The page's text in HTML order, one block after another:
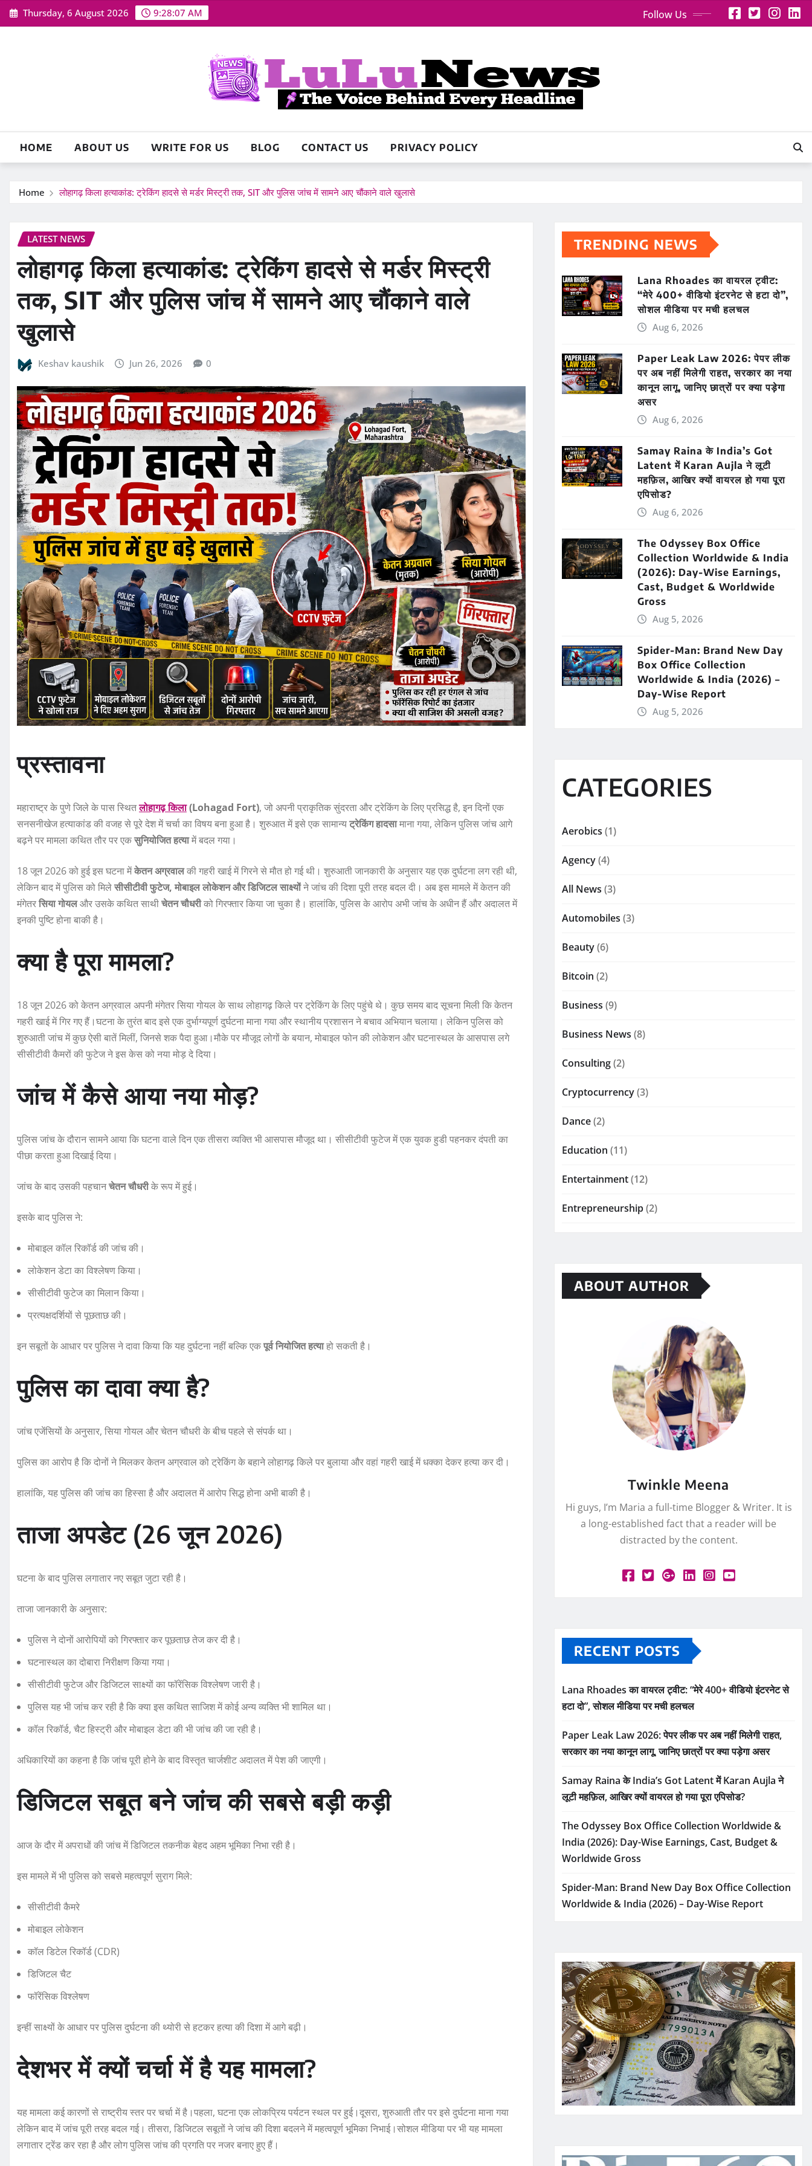
Skip
to
Thursday, 6 August 2026 9:28:09 AM Follow Us
HOME ABOUT US WRITE FOR US BLOG CONTACT US PRIVACY POLICY
Home लोहागढ़ किला हत्याकांड: ट्रेकिंग हादसे से मर्डर मिस्ट्री तक, SIT और पुलिस जांच में सामने आए चौंकाने वाले खुलासे
LATEST NEWS
लोहागढ़ किला हत्याकांड: ट्रेकिंग हादसे से मर्डर मिस्ट्री
तक, SIT और पुलिस जांच में सामने आए चौंकाने वाले
खुलासे
Keshav kaushik Jun 26, 2026 0
प्रस्तावना
महाराष्ट्र के पुणे जिले के पास स्थितलोहागढ़ किला(Lohagad Fort), जो अपनी प्राकृतिक सुंदरता और ट्रेकिंग के लिए प्रसिद्ध है, इन दिनों एक
सनसनीखेज हत्याकांड की वजह से पूरे देश में चर्चा का विषय बना हुआ है। शुरुआत में इसे एक सामान्यट्रेकिंग हादसामाना गया, लेकिन पुलिस जांच आगे
बढ़ने पर मामला कथित तौर पर एकसुनियोजित हत्यामें बदल गया।
18 जून 2026 को हुई इस घटना मेंकेतन अग्रवालकी गहरी खाई में गिरने से मौत हो गई थी। शुरुआती जानकारी के अनुसार यह एक दुर्घटना लग रही थी,
लेकिन बाद में पुलिस को मिलेसीसीटीवी फुटेज, मोबाइल लोकेशन और डिजिटल साक्ष्योंने जांच की दिशा पूरी तरह बदल दी। अब इस मामले में केतन की
मंगेतरसिया गोयलऔर उसके कथित साथीचेतन चौधरीको गिरफ्तार किया जा चुका है। हालांकि, पुलिस के आरोप अभी जांच के अधीन हैं और अदालत में
इनकी पुष्टि होना बाकी है।
क्या है पूरा मामला?
18 जून 2026 को केतन अग्रवाल अपनी मंगेतर सिया गोयल के साथ लोहागढ़ किले पर ट्रेकिंग के लिए पहुंचे थे। कुछ समय बाद सूचना मिली कि केतन
गहरी खाई में गिर गए हैं।घटना के तुरंत बाद इसे एक दुर्भाग्यपूर्ण दुर्घटना माना गया और स्थानीय प्रशासन ने बचाव अभियान चलाया। लेकिन पुलिस को
शुरुआती जांच में कुछ ऐसी बातें मिलीं, जिनसे शक पैदा हुआ।मौके पर मौजूद लोगों के बयान, मोबाइल फोन की लोकेशन और घटनास्थल के आसपास लगे
सीसीटीवी कैमरों की फुटेज ने इस केस को नया मोड़ दे दिया।
जांच में कैसे आया नया मोड़?
पुलिस जांच के दौरान सामने आया कि घटना वाले दिन एक तीसरा व्यक्ति भी आसपास मौजूद था। सीसीटीवी फुटेज में एक युवक हुडी पहनकर दंपती का
पीछा करता हुआ दिखाई दिया।
जांच के बाद उसकी पहचानचेतन चौधरीके रूप में हुई।
इसके बाद पुलिस ने:
मोबाइल कॉल रिकॉर्ड की जांच की।
लोकेशन डेटा का विश्लेषण किया।
सीसीटीवी फुटेज का मिलान किया।
प्रत्यक्षदर्शियों से पूछताछ की।
इन सबूतों के आधार पर पुलिस ने दावा किया कि यह दुर्घटना नहीं बल्कि एकपूर्व नियोजित हत्याहो सकती है।
पुलिस का दावा क्या है?
जांच एजेंसियों के अनुसार, सिया गोयल और चेतन चौधरी के बीच पहले से संपर्क था।
पुलिस का आरोप है कि दोनों ने मिलकर केतन अग्रवाल को ट्रेकिंग के बहाने लोहागढ़ किले पर बुलाया और वहां गहरी खाई में धक्का देकर हत्या कर दी।
हालांकि, यह पुलिस की जांच का हिस्सा है और अदालत में आरोप सिद्ध होना अभी बाकी है।
ताजा अपडेट (26 जून 2026)
घटना के बाद पुलिस लगातार नए सबूत जुटा रही है।
ताजा जानकारी के अनुसार:
पुलिस ने दोनों आरोपियों को गिरफ्तार कर पूछताछ तेज कर दी है।
घटनास्थल का दोबारा निरीक्षण किया गया।
सीसीटीवी फुटेज और डिजिटल साक्ष्यों का फॉरेंसिक विश्लेषण जारी है।
पुलिस यह भी जांच कर रही है कि क्या इस कथित साजिश में कोई अन्य व्यक्ति भी शामिल था।
कॉल रिकॉर्ड, चैट हिस्ट्री और मोबाइल डेटा की भी जांच की जा रही है।
अधिकारियों का कहना है कि जांच पूरी होने के बाद विस्तृत चार्जशीट अदालत में पेश की जाएगी।
डिजिटल सबूत बने जांच की सबसे बड़ी कड़ी
आज के दौर में अपराधों की जांच में डिजिटल तकनीक बेहद अहम भूमिका निभा रही है।
इस मामले में भी पुलिस को सबसे महत्वपूर्ण सुराग मिले:
सीसीटीवी कैमरे
मोबाइल लोकेशन
कॉल डिटेल रिकॉर्ड (CDR)
डिजिटल चैट
फॉरेंसिक विश्लेषण
इन्हीं साक्ष्यों के आधार पर पुलिस दुर्घटना की थ्योरी से हटकर हत्या की दिशा में आगे बढ़ी।
देशभर में क्यों चर्चा में है यह मामला?
यह मामला कई कारणों से राष्ट्रीय स्तर पर चर्चा में है।पहला, घटना एक लोकप्रिय पर्यटन स्थल पर हुई।दूसरा, शुरुआती तौर पर इसे दुर्घटना माना गया
लेकिन बाद में जांच पूरी तरह बदल गई। तीसरा, डिजिटल सबूतों ने जांच की दिशा बदलने में महत्वपूर्ण भूमिका निभाई।सोशल मीडिया पर भी यह मामला
लगातार ट्रेंड कर रहा है और लोग पुलिस जांच की प्रगति पर नजर बनाए हुए हैं।
TRENDING NEWS
Lana Rhoades का वायरल ट्वीट:
“मेरे 400+ वीडियो इंटरनेट से हटा दो”,
सोशल मीडिया पर मची हलचल
Aug 6, 2026
Paper Leak Law 2026: पेपर लीक
पर अब नहीं मिलेगी राहत, सरकार का नया
कानून लागू, जानिए छात्रों पर क्या पड़ेगा
असर
Aug 6, 2026
Samay Raina के India’s Got
Latent में Karan Aujla ने लूटी
महफ़िल, आखिर क्यों वायरल हो गया पूरा
एपिसोड?
Aug 6, 2026
The Odyssey Box Office
Collection Worldwide & India
(2026): Day-Wise Earnings,
Cast, Budget & Worldwide
Gross
Aug 5, 2026
Spider-Man: Brand New Day
Box Office Collection
Worldwide & India (2026) –
Day-Wise Report
Aug 5, 2026
CATEGORIES
Aerobics (1)
Agency(4)
All News (3)
Automobiles (3)
Beauty(6)
Bitcoin (2)
Business (9)
Business News (8)
Consulting(2)
Cryptocurrency(3)
Dance(2)
Education (11)
Entertainment(12)
Entrepreneurship(2)
ABOUT AUTHOR
Twinkle Meena
Hi guys, I’m Maria a full-time Blogger & Writer. It is
a long-established fact that a reader will be
distracted by the content.
RECENT POSTS
Lana Rhoades का वायरल ट्वीट: “मेरे 400+ वीडियो इंटरनेट से
हटा दो”, सोशल मीडिया पर मची हलचल
Paper Leak Law 2026: पेपर लीक पर अब नहीं मिलेगी राहत,
सरकार का नया कानून लागू, जानिए छात्रों पर क्या पड़ेगा असर
Samay Raina के India’s Got Latent में Karan Aujla ने
लूटी महफ़िल, आखिर क्यों वायरल हो गया पूरा एपिसोड?
The Odyssey Box Office Collection Worldwide &
India (2026): Day-Wise Earnings, Cast, Budget &
Worldwide Gross
Spider-Man: Brand New Day Box Office Collection
Worldwide & India (2026) – Day-Wise Report